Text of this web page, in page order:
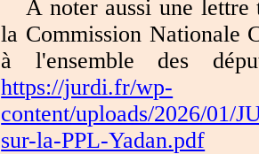
A noter aussi une lettre
la Commission Nationale
à l'ensemble des
https://jurdi.fr/wp-
content/uploads/2026/01/
sur-la-PPL-Yadan.pdf